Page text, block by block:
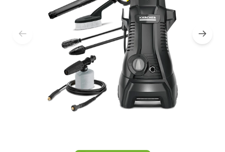
Tecnología
Gaming
Electrodomésticos